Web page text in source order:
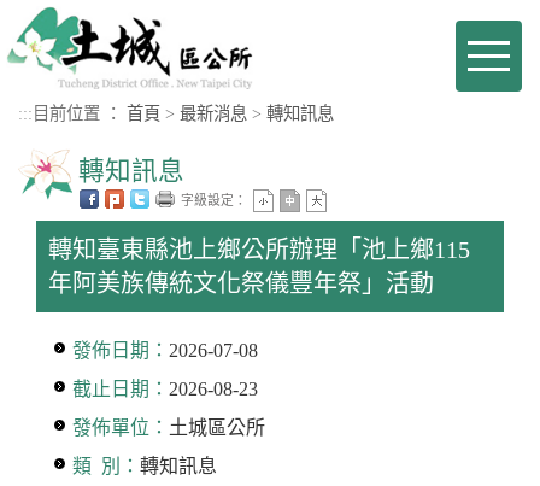
進入內容區塊
Toggle
::: 目前位置 ： 首頁 > 最新消息 > 轉知訊息
轉知訊息
字級設定：
轉知臺東縣池上鄉公所辦理「池上鄉115
年阿美族傳統文化祭儀豐年祭」活動
發佈日期： 2026-07-08
截止日期： 2026-08-23
發佈單位： 土城區公所
類 別： 轉知訊息